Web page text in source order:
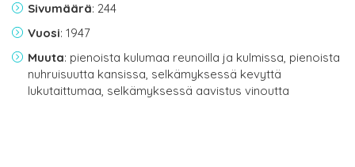
Sivumäärä: 244
Vuosi: 1947
Muuta: pienoista kulumaa reunoilla ja kulmissa, pienoista
nuhruisuutta kansissa, selkämyksessä kevyttä
lukutaittumaa, selkämyksessä aavistus vinoutta